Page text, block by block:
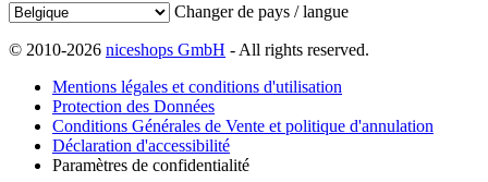
Changer de pays / langue
© 2010-2026 niceshops GmbH - All rights reserved.
Mentions légales et conditions d'utilisation
Protection des Données
Conditions Générales de Vente et politique d'annulation
Déclaration d'accessibilité
Paramètres de confidentialité